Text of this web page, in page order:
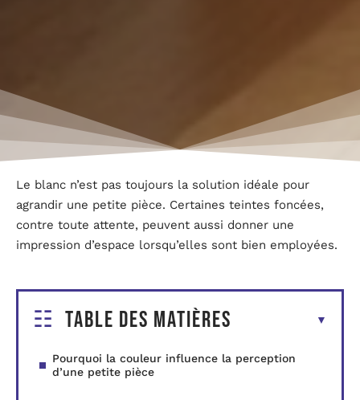
Le blanc n’est pas toujours la solution idéale pour
agrandir une petite pièce. Certaines teintes foncées,
contre toute attente, peuvent aussi donner une
impression d’espace lorsqu’elles sont bien employées.
Table des matières
Pourquoi la couleur influence la perception
d’une petite pièce